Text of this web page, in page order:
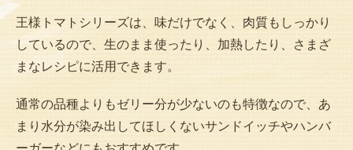
王様トマトシリーズは、味だけでなく、肉質もしっかり
しているので、生のまま使ったり、加熱したり、さまざ
まなレシピに活用できます。
通常の品種よりもゼリー分が少ないのも特徴なので、あ
まり水分が染み出してほしくないサンドイッチやハンバ